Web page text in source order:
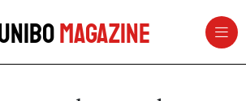
pagina
Magazine